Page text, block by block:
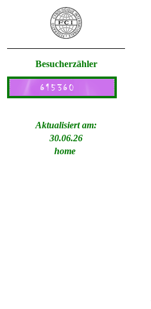
Besucherzähler
Aktualisiert am:
30.06.26
home